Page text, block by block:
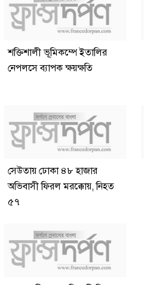
শক্তিশালী ভূমিকম্পে ইতালির
নেপলসে ব্যাপক ক্ষয়ক্ষতি
সেউতায় ঢোকা ৪৮ হাজার
অভিবাসী ফিরল মরক্কোয়, নিহত
৫৭